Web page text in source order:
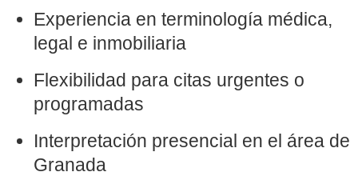
Experiencia en terminología médica,
legal e inmobiliaria
Flexibilidad para citas urgentes o
programadas
Interpretación presencial en el área de
Granada